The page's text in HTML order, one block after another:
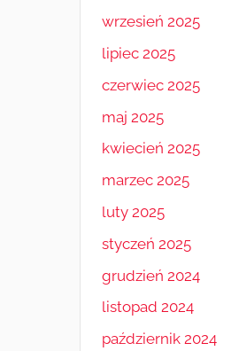
wrzesień 2025
lipiec 2025
czerwiec 2025
maj 2025
kwiecień 2025
marzec 2025
luty 2025
styczeń 2025
grudzień 2024
listopad 2024
październik 2024